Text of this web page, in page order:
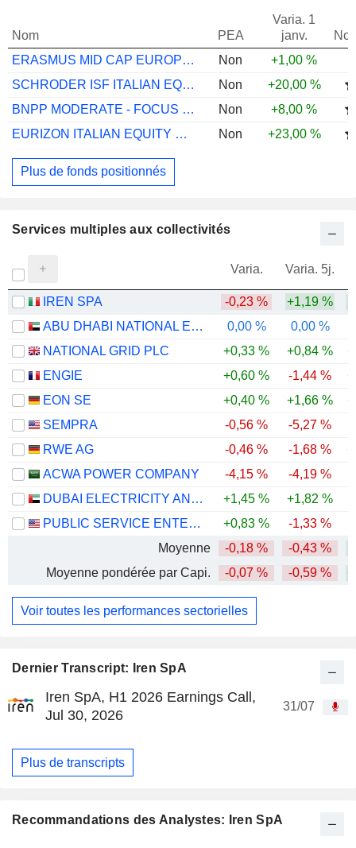
Dernier Transcript: Iren SpA
Iren SpA, H1 2026 Earnings Call,
Jul 30, 2026
31/07
Plus de transcripts
Recommandations des Analystes: Iren SpA
Nom PEA
Varia. 1
janv.
ERASMUS MID CAP EUROPE R
Non
+1,00 %
SCHRODER ISF ITALIAN EQUITY A ACC EUR
Non
+20,00 %
BNPP MODERATE - FOCUS ITALIA I
Non
+8,00 %
EURIZON ITALIAN EQUITY OPPS Z ACC
Non +23,00 %
Plus de fonds positionnés
Services multiples aux collectivités
Varia. Varia. 5j.
IREN SPA -0,23 % +1,19 %
ABU DHABI NATIONAL ENERGY COMPANY
0,00 % 0,00 %
NATIONAL GRID PLC
+0,33 % +0,84 %
ENGIE
+0,60 % -1,44 %
EON SE
+0,40 % +1,66 %
SEMPRA
-0,56 % -5,27 %
RWE AG
-0,46 % -1,68 %
ACWA POWER COMPANY
-4,15 % -4,19 %
DUBAI ELECTRICITY AND WATER AUTHORITY
+1,45 % +1,82 %
PUBLIC SERVICE ENTERPRISE GROUP, INC.
+0,83 % -1,33 %
Moyenne
-0,18 % -0,43 %
Moyenne pondérée par Capi.
-0,07 % -0,59 %
Voir toutes les performances sectorielles